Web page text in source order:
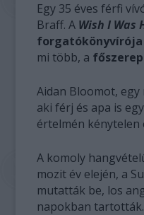
Egy 35 éves férfi
Braff. A Wish I Was
forgatókönyvírója
mi több, a
Aidan Bloomot,
aki férj és apa is
értelmén kénytelen
A komoly
mozit év elején, a
mutatták be, los
napokban tartották.